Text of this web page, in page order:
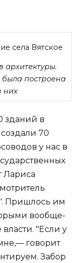
архитектуры.
была построена
них
зданий в
70
у нас в
Лариса
Пришлось им
вообще-
"Если у
говорит
Забор